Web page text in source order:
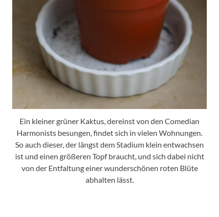
Ein kleiner grüner Kaktus, dereinst von den Comedian
Harmonists besungen, findet sich in vielen Wohnungen.
So auch dieser, der längst dem Stadium klein entwachsen
ist und einen größeren Topf braucht, und sich dabei nicht
von der Entfaltung einer wunderschönen roten Blüte
abhalten lässt.